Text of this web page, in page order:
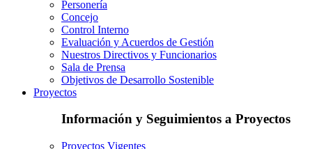
Personería
Concejo
Control Interno
Evaluación y Acuerdos de Gestión
Nuestros Directivos y Funcionarios
Sala de Prensa
Objetivos de Desarrollo Sostenible
Proyectos
Información y Seguimientos a Proyectos
Proyectos Vigentes